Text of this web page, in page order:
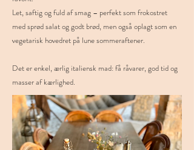
Let, saftig og fuld af smag – perfekt som frokostret
med sprød salat og godt brød, men også oplagt som en
vegetarisk hovedret på lune sommeraftener.
Det er enkel, ærlig italiensk mad: få råvarer, god tid og
masser af kærlighed.